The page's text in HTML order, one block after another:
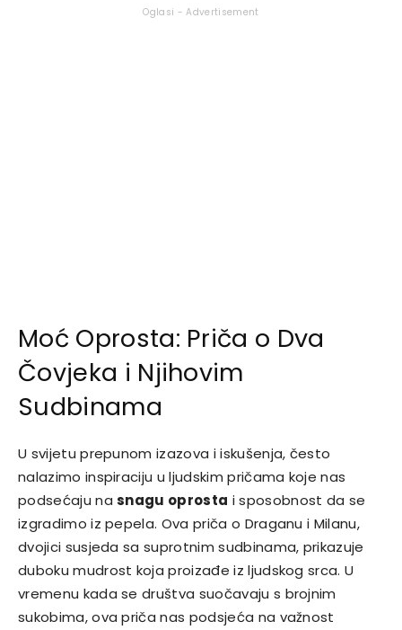
Oglasi - Advertisement
Moć Oprosta: Priča o Dva
Čovjeka i Njihovim
Sudbinama
U svijetu prepunom izazova i iskušenja, često
nalazimo inspiraciju u ljudskim pričama koje nas
podsećaju nasnagu oprosta i sposobnost da se
izgradimo iz pepela. Ova priča o Draganu i Milanu,
dvojici susjeda sa suprotnim sudbinama, prikazuje
duboku mudrost koja proizađe iz ljudskog srca. U
vremenu kada se društva suočavaju s brojnim
sukobima, ova priča nas podsjeća na važnost